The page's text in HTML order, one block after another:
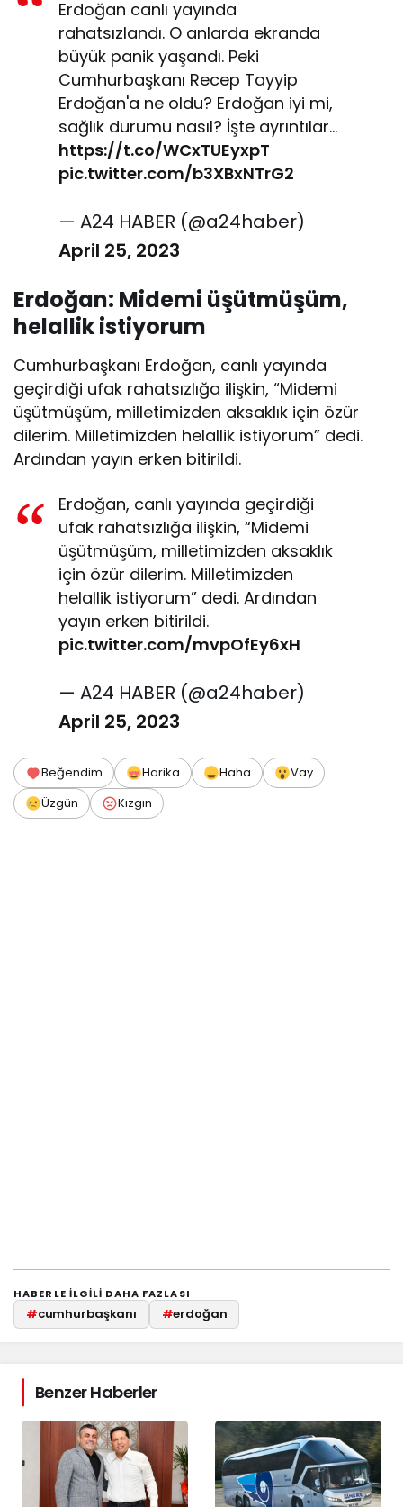
Erdoğan canlı yayında
rahatsızlandı. O anlarda ekranda
büyük panik yaşandı. Peki
Cumhurbaşkanı Recep Tayyip
Erdoğan'a ne oldu? Erdoğan iyi mi,
sağlık durumu nasıl? İşte ayrıntılar…
https://t.co/WCxTUEyxpT
pic.twitter.com/b3XBxNTrG2
— A24 HABER (@a24haber)
April 25, 2023
Erdoğan: Midemi üşütmüşüm,
helallik istiyorum
Cumhurbaşkanı Erdoğan, canlı yayında
geçirdiği ufak rahatsızlığa ilişkin, “Midemi
üşütmüşüm, milletimizden aksaklık için özür
dilerim. Milletimizden helallik istiyorum” dedi.
Ardından yayın erken bitirildi.
Erdoğan, canlı yayında geçirdiği
ufak rahatsızlığa ilişkin, “Midemi
üşütmüşüm, milletimizden aksaklık
için özür dilerim. Milletimizden
helallik istiyorum” dedi. Ardından
yayın erken bitirildi.
pic.twitter.com/mvpOfEy6xH
— A24 HABER (@a24haber)
April 25, 2023
Beğendim Harika Haha
Vay
Üzgün
Kızgın
HABERLE ILGILI DAHA FAZLASI
#cumhurbaşkanı #erdoğan
Benzer Haberler